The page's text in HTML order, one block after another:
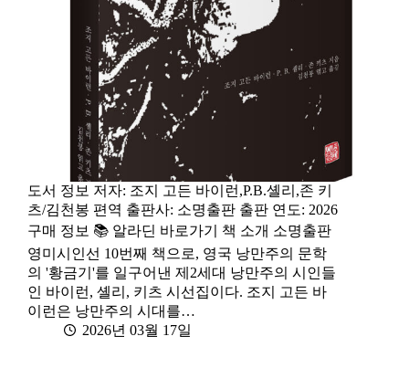
도서 정보 저자: 조지 고든 바이런,P.B.셸리,존 키
츠/김천봉 편역 출판사: 소명출판 출판 연도: 2026
구매 정보 📚 알라딘 바로가기 책 소개 소명출판
영미시인선 10번째 책으로, 영국 낭만주의 문학
의 '황금기'를 일구어낸 제2세대 낭만주의 시인들
인 바이런, 셸리, 키츠 시선집이다. 조지 고든 바
이런은 낭만주의 시대를…
2026년 03월 17일